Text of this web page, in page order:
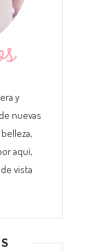
y
nuevas
aquí,
vista